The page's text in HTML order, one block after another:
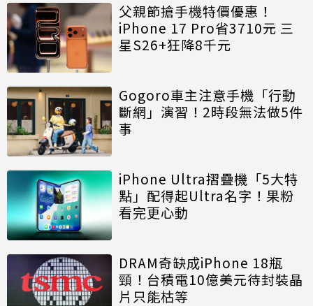
父親節搶手機特價優惠！
iPhone 17 Pro省3710元 三
星S26+狂降8千元
Gogoro車主注意手機「行動
斷網」演習！2時段無法做5件
事
iPhone Ultra摺疊機「5大特
點」配得起Ultra名字！果粉
看完更心動
DRAM奇缺成iPhone 18瓶
頸！台積電10億美元待封裝晶
片只能枯等